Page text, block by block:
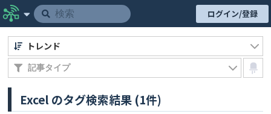
ログイン/登録
Excel のタグ検索結果 (1件)
トレンド